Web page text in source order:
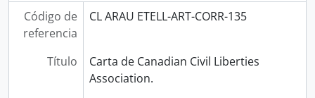
Código de
referencia
CL ARAU ETELL-ART-CORR-135
Título
Carta de Canadian Civil Liberties
Association.